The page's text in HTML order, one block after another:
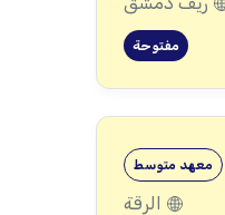
مفتوحة
معهد متوسط
الرقة